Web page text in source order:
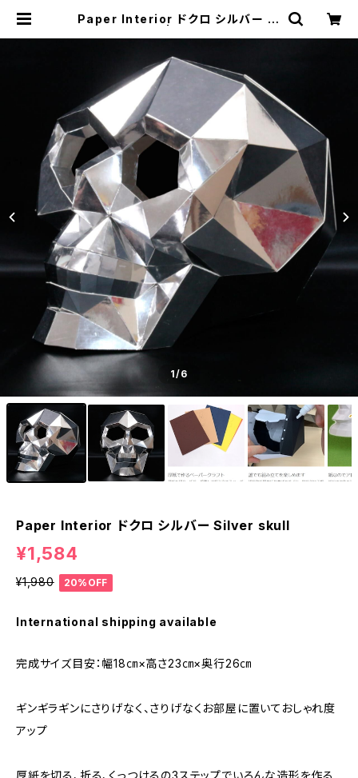
Paper Interior ドクロ シルバー Si
1/6
Paper Interior ドクロ シルバー Silver skull
¥1,584
¥1,980 20%OFF
International shipping available
完成サイズ目安：幅18㎝×高さ23㎝×奥行26㎝
ギンギラギンにさりげなく、さりげなくお部屋に置いておしゃれ度
アップ
厚紙を切る、折る、くっつけるの3ステップでいろんな造形を作る